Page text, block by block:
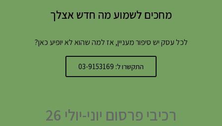
מחכים לשמוע מה חדש אצלך
לכל עסק יש סיפור מעניין, אז למה שהוא לא יופיע כאן?
התקשרו ל: 03-9153169
רכיבי פרסום יוני-יולי 26